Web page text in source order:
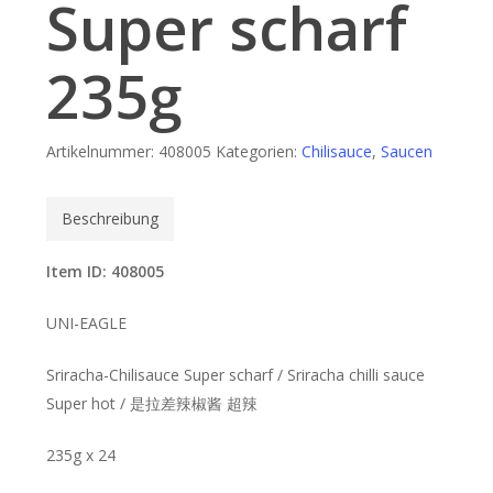
Super scharf
235g
Artikelnummer: 408005 Kategorien: Chilisauce, Saucen
Beschreibung
Item ID: 408005
UNI-EAGLE
Sriracha-Chilisauce Super scharf / Sriracha chilli sauce
Super hot / 是拉差辣椒酱 超辣
235g x 24